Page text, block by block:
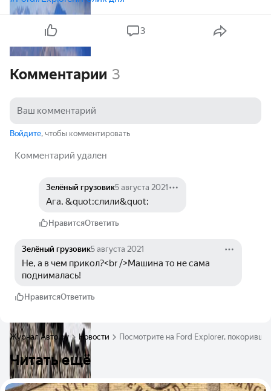
3
Комментарии 3
Войдите, чтобы комментировать
Комментарий удален
Зелёный грузовик5 августа 2021
Ага, &quot;слили&quot;
НравитсяОтветить
Зелёный грузовик5 августа 2021
Не, а в чем прикол?<br />Машина то не сама
поднималась!
НравитсяОтветить
Журнал Авто.ру Новости Посмотрите на Ford Explorer,
Читать ещё